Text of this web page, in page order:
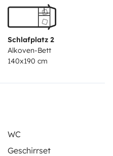
Nazaréalso features
and all the extras provided
Schlafplatz 2
Alkoven-Bett
140x190 cm
WC
Geschirrset